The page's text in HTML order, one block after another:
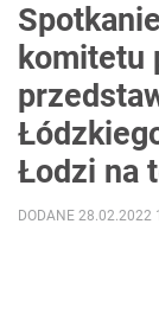
komitetu
Łodzi na
DODANE 28.02.2022